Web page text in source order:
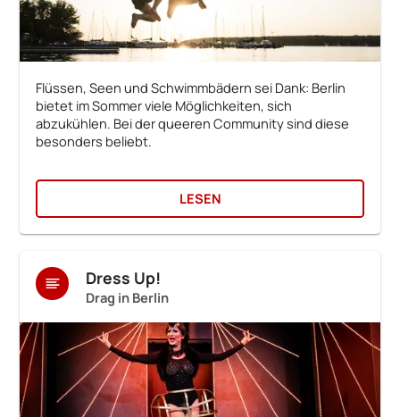
Flüssen, Seen und Schwimmbädern sei Dank: Berlin
bietet im Sommer viele Möglichkeiten, sich
abzukühlen. Bei der queeren Community sind diese
besonders beliebt.
LESEN
Dress Up!
Drag in Berlin